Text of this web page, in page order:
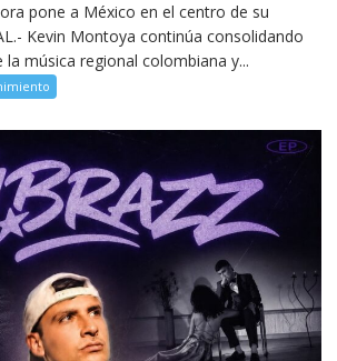
pone a México en el centro de su
Kevin Montoya continúa consolidando
música regional colombiana y...